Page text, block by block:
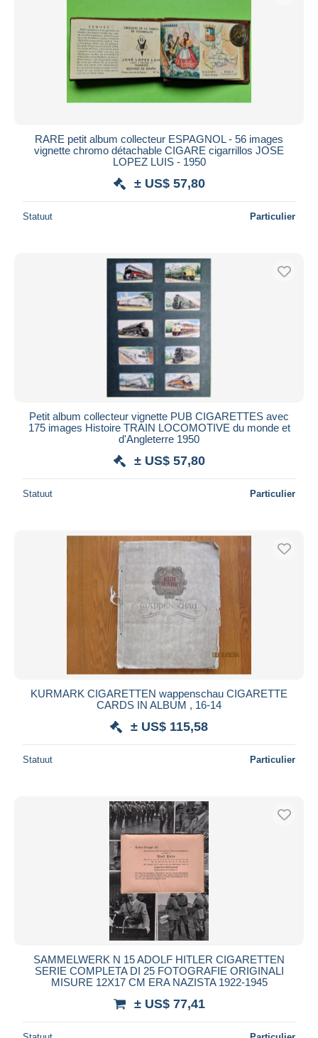
RARE petit album collecteur ESPAGNOL - 56 images
vignette chromo détachable CIGARE cigarrillos JOSE
LOPEZ LUIS - 1950
± US$ 57,80
Statuut Particulier
Petit album collecteur vignette PUB CIGARETTES avec
175 images Histoire TRAIN LOCOMOTIVE du monde et
d'Angleterre 1950
± US$ 57,80
Statuut Particulier
KURMARK CIGARETTEN wappenschau CIGARETTE
CARDS IN ALBUM , 16-14
± US$ 115,58
Statuut Particulier
SAMMELWERK N 15 ADOLF HITLER CIGARETTEN
SERIE COMPLETA DI 25 FOTOGRAFIE ORIGINALI
MISURE 12X17 CM ERA NAZISTA 1922-1945
± US$ 77,41